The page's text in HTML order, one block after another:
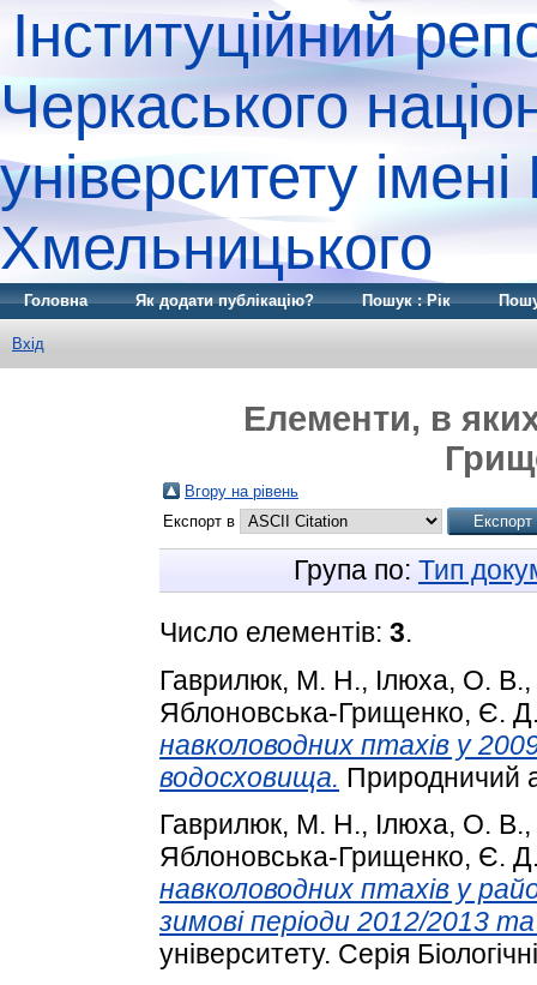
Інституційний
Черкаського
університету
Хмельницького
Головна Як додати публікацію? Пошук : Рік
Вхід
Елементи, в
Вгору на рівень
Експорт в
Група по: Тип
Число елементів: 3.
Гаврилюк, М. Н., Ілюха, О. В.,
Яблоновська-Грищенко, Є.
навколоводних птахів у
водосховища. Природничий
Гаврилюк, М. Н., Ілюха, О. В.,
Яблоновська-Грищенко, Є.
навколоводних птахів у
зимові періоди 2012/2013
університету. Серія